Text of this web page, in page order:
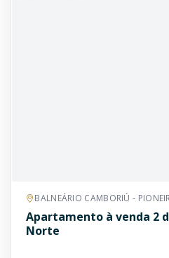
BALNEÁRIO CAMBORIÚ -
Apartamento à venda 2
Norte